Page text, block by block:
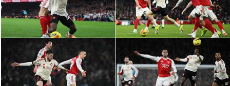
الدوري السعودي للمحترفين
دوري أبطال أوروبا
دوري أبطال إفريقيا